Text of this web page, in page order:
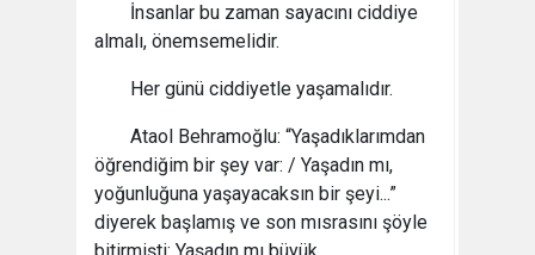
İnsanlar bu zaman sayacını ciddiye
almalı, önemsemelidir.
Her günü ciddiyetle yaşamalıdır.
Ataol Behramoğlu: “Yaşadıklarımdan
öğrendiğim bir şey var: / Yaşadın mı,
yoğunluğuna yaşayacaksın bir şeyi...”
diyerek başlamış ve son mısrasını şöyle